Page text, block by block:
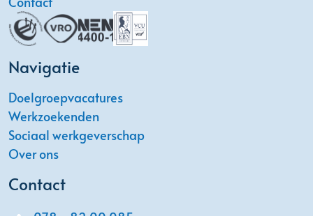
Navigatie
Doelgroepvacatures
Werkzoekenden
Sociaal werkgeverschap
Over ons
Contact